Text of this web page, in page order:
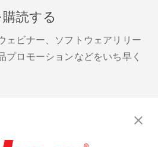
読する
ェビナー、ソフトウェアリリー
プロモーションなどをいち早く